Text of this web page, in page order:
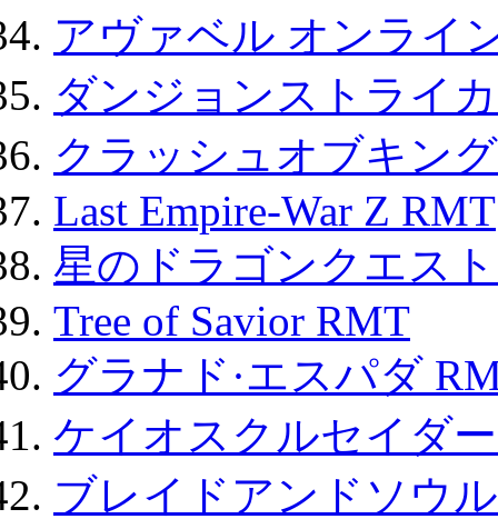
アヴァベル オンライ
ダンジョンストライ
クラッシュオブキン
Last Empire-War Z RMT
星のドラゴンクエス
Tree of Savior RMT
グラナド·エスパダ
ケイオスクルセイダ
ブレイドアンドソウ